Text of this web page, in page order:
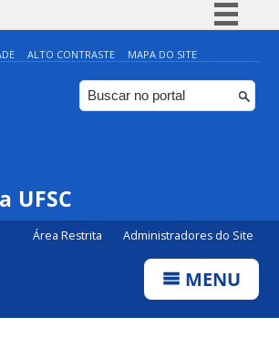
Simplifique!
Comunica BR
Participe
ALTO CONTRASTE MAPA DO SITE
UFSC
Área Restrita Administradores do Site
MENU